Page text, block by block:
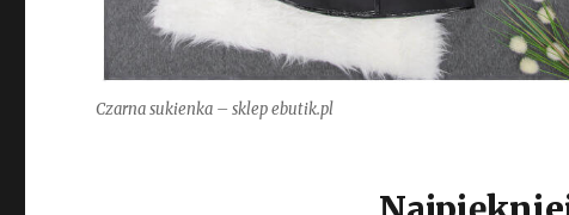
Czarna sukienka – sklep ebutik.pl